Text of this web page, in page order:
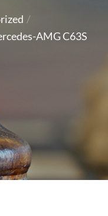
AMG C63S